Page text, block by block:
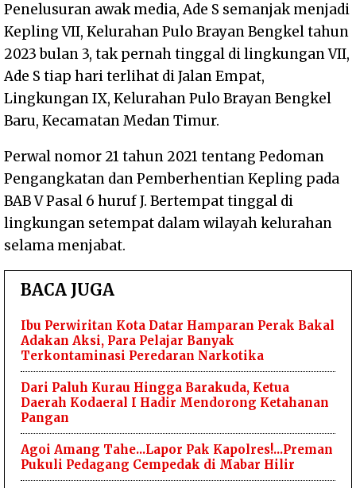
Penelusuran awak media, Ade S semanjak menjadi
Kepling VII, Kelurahan Pulo Brayan Bengkel tahun
2023 bulan 3, tak pernah tinggal di lingkungan VII,
Ade S tiap hari terlihat di Jalan Empat,
Lingkungan IX, Kelurahan Pulo Brayan Bengkel
Baru, Kecamatan Medan Timur.
Perwal nomor 21 tahun 2021 tentang Pedoman
Pengangkatan dan Pemberhentian Kepling pada
BAB V Pasal 6 huruf J. Bertempat tinggal di
lingkungan setempat dalam wilayah kelurahan
selama menjabat.
BACA JUGA
Ibu Perwiritan Kota Datar Hamparan Perak Bakal
Adakan Aksi, Para Pelajar Banyak
Terkontaminasi Peredaran Narkotika
Dari Paluh Kurau Hingga Barakuda, Ketua
Daerah Kodaeral I Hadir Mendorong Ketahanan
Pangan
Agoi Amang Tahe...Lapor Pak Kapolres!...Preman
Pukuli Pedagang Cempedak di Mabar Hilir